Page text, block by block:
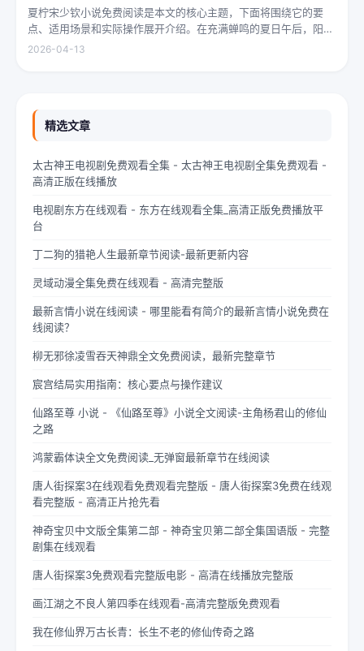
夏柠宋少钦小说免费阅读是本文的核心主题，下面将围绕它的要
点、适用场景和实际操作展开介绍。在充满蝉鸣的夏日午后，阳光
透过梧桐树叶的缝隙，洒在少女夏柠的肩头。她坐在旧书摊旁，手
2026-04-13
精选文章
太古神王电视剧免费观看全集 - 太古神王电视剧全集免费观看 -
高清正版在线播放
电视剧东方在线观看 - 东方在线观看全集_高清正版免费播放平
台
丁二狗的猎艳人生最新章节阅读-最新更新内容
灵域动漫全集免费在线观看 - 高清完整版
最新言情小说在线阅读 - 哪里能看有简介的最新言情小说免费在
线阅读？
柳无邪徐凌雪吞天神鼎全文免费阅读，最新完整章节
宸宫结局实用指南：核心要点与操作建议
仙路至尊 小说 - 《仙路至尊》小说全文阅读-主角杨君山的修仙
之路
鸿蒙霸体诀全文免费阅读_无弹窗最新章节在线阅读
唐人街探案3在线观看免费观看完整版 - 唐人街探案3免费在线观
看完整版 - 高清正片抢先看
神奇宝贝中文版全集第二部 - 神奇宝贝第二部全集国语版 - 完整
剧集在线观看
唐人街探案3免费观看完整版电影 - 高清在线播放完整版
画江湖之不良人第四季在线观看-高清完整版免费观看
我在修仙界万古长青：长生不老的修仙传奇之路